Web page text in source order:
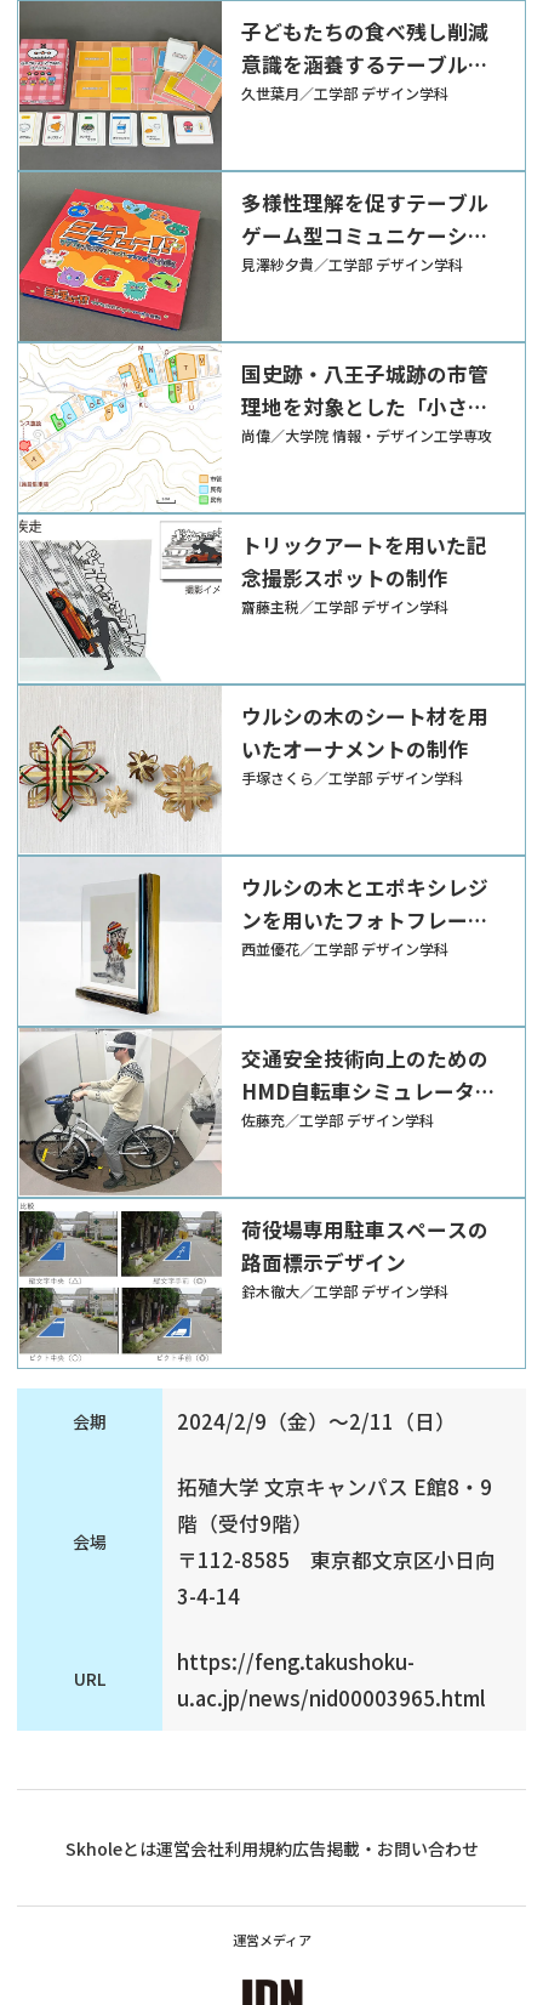
子どもたちの食べ残し削減
意識を涵養するテーブルゲ
ーム『きゅうしょくとうば
久世葉月／工学部 デザイン学科
多様性理解を促すテーブル
ゲーム型コミュニケーショ
ンツール『ミーチュー!! ワ
フレンズ大作戦』
見澤紗夕貴／工学部 デザイン学科
国史跡・八王子城跡の市管
理地を対象とした「小さな
拠点」化構想と環境整備
尚偉／大学院 情報・デザイン工学専攻
トリックアートを用いた記
念撮影スポットの制作
齋藤主税／工学部 デザイン学科
ウルシの木のシート材を用
いたオーナメントの制作
手塚さくら／工学部 デザイン学科
ウルシの木とエポキシレジ
ンを用いたフォトフレーム
の制作
西並優花／工学部 デザイン学科
交通安全技術向上のための
HMD自転車シミュレータを
用いた走行体験
佐藤充／工学部 デザイン学科
荷役場専用駐車スペースの
路面標示デザイン
鈴木徹大／工学部 デザイン学科
会期 2024/2/9（金）～2/11（日）
会場
拓殖大学 文京キャンパス E館8・9
階（受付9階）
〒112-8585 東京都文京区小日向
3-4-14
URL
https://feng.takushoku-
u.ac.jp/news/nid00003965.html
Skholeとは運営会社利用規約広告掲載・お問い合わせ
運営メディア